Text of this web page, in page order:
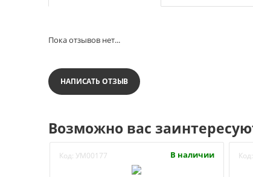
Пока отзывов нет...
НАПИСАТЬ ОТЗЫВ
Возможно вас
Код: УМ00177 В наличии Код: